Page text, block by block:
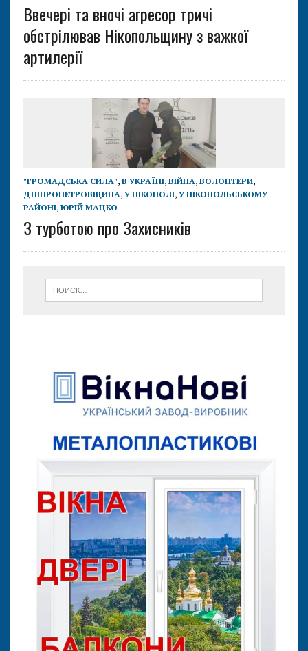
Ввечері та вночі агресор тричі
обстрілював Нікопольщину з важкої
артилерії
"ГРОМАДСЬКА СИЛА", В УКРАЇНІ, ВІЙНА, ВОЛОНТЕРИ,
ДНІПРОПЕТРОВЩИНА, У НІКОПОЛІ, У НІКОПОЛЬСЬКОМУ
РАЙОНІ, ЮРІЙ МАЦКО
З турботою про Захисників